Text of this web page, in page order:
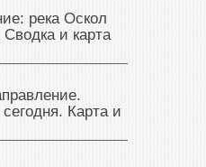
река Оскол
и карта
Карта и